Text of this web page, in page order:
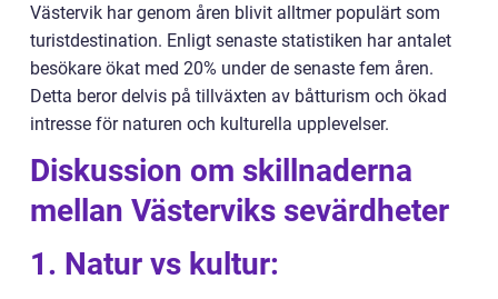
Västervik har genom åren blivit alltmer populärt som
turistdestination. Enligt senaste statistiken har antalet
besökare ökat med 20% under de senaste fem åren.
Detta beror delvis på tillväxten av båtturism och ökad
intresse för naturen och kulturella upplevelser.
Diskussion om skillnaderna
mellan Västerviks sevärdheter
1. Natur vs kultur: